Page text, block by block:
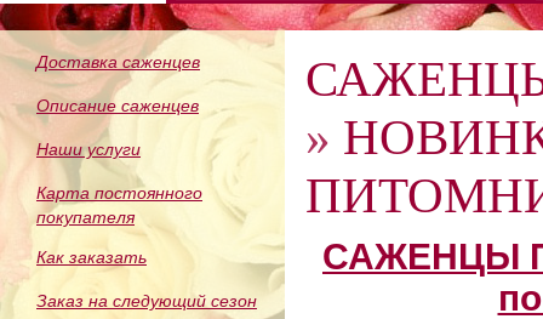
ПИТОМНИКА
Доставка саженцев
Описание саженцев
Наши услуги
Карта постоянного
покупателя
Как заказать
Заказ на следующий сезон
»
САЖЕНЦЫ